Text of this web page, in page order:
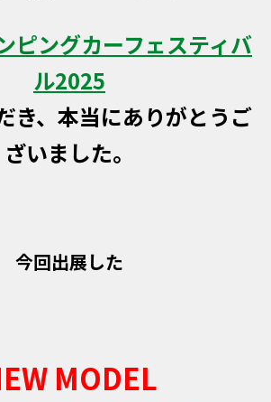
ピングカーフェスティバ
ル2025
き、本当にありがとうご
ざいました。
今回出展した
MODEL